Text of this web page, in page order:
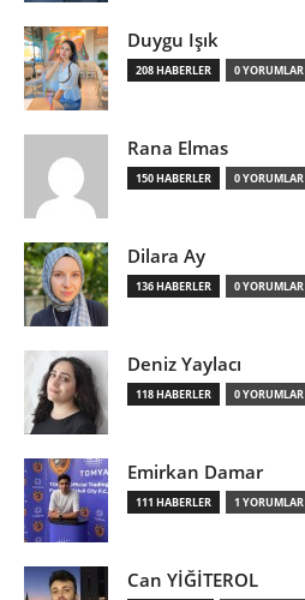
Duygu Işık
208 HABERLER 0 YORUMLAR
Rana Elmas
150 HABERLER 0 YORUMLAR
Dilara Ay
136 HABERLER 0 YORUMLAR
Deniz Yaylacı
118 HABERLER 0 YORUMLAR
Emirkan Damar
111 HABERLER 1 YORUMLAR
Can YİĞİTEROL